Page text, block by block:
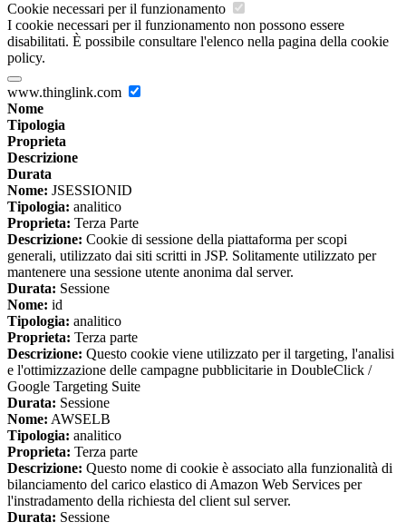
Cookie necessari per il funzionamento
I cookie necessari per il funzionamento non possono essere
disabilitati. È possibile consultare l'elenco nella pagina della cookie
policy.
www.thinglink.com
Nome
Tipologia
Proprieta
Descrizione
Durata
Nome: JSESSIONID
Tipologia: analitico
Proprieta: Terza Parte
Descrizione: Cookie di sessione della piattaforma per scopi
generali, utilizzato dai siti scritti in JSP. Solitamente utilizzato per
mantenere una sessione utente anonima dal server.
Durata: Sessione
Nome: id
Tipologia: analitico
Proprieta: Terza parte
Descrizione: Questo cookie viene utilizzato per il targeting, l'analisi
e l'ottimizzazione delle campagne pubblicitarie in DoubleClick /
Google Targeting Suite
Durata: Sessione
Nome: AWSELB
Tipologia: analitico
Proprieta: Terza parte
Descrizione: Questo nome di cookie è associato alla funzionalità di
bilanciamento del carico elastico di Amazon Web Services per
l'instradamento della richiesta del client sul server.
Durata: Sessione